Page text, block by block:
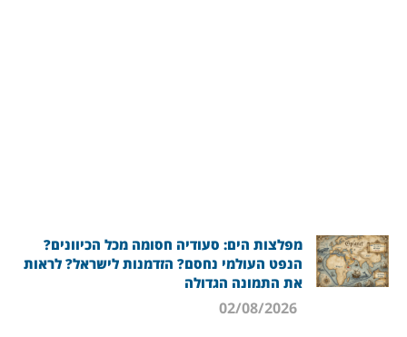
מפלצות הים: סעודיה חסומה מכל הכיוונים?
הנפט העולמי נחסם? הזדמנות לישראל? לראות
את התמונה הגדולה